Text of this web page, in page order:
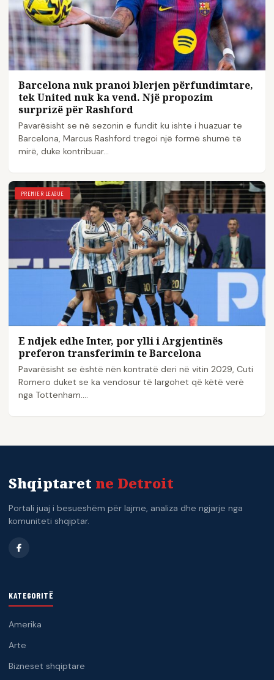
Barcelona nuk pranoi blerjen përfundimtare,
tek United nuk ka vend. Një propozim
surprizë për Rashford
Pavarësisht se në sezonin e fundit ku ishte i huazuar te
Barcelona, Marcus Rashford tregoi një formë shumë të
mirë, duke kontribuar…
PREMIER LEAGUE
E ndjek edhe Inter, por ylli i Argjentinës
preferon transferimin te Barcelona
Pavarësisht se është nën kontratë deri në vitin 2029, Cuti
Romero duket se ka vendosur të largohet që këtë verë
nga Tottenham.…
Shqiptaret ne Detroit
Portali juaj i besueshëm për lajme, analiza dhe ngjarje nga
komuniteti shqiptar.
KATEGORITË
Amerika
Arte
Bizneset shqiptare